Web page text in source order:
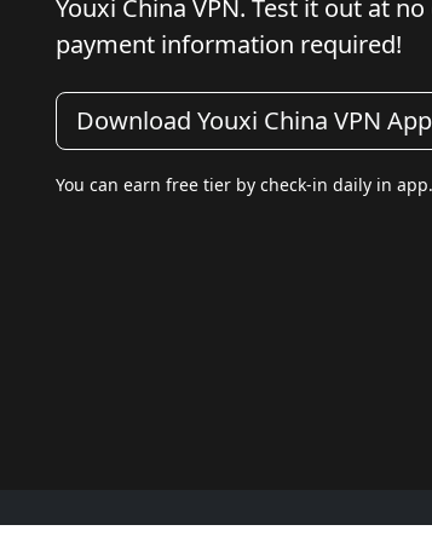
Youxi China VPN. Test it out at
payment information required!
Download Youxi China VPN App
You can earn free tier by check-in daily in app.